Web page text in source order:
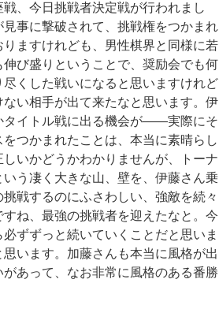
、今日挑戦者決定戦が行われまし
事に撃破されて、挑戦権をつかまれ
ますけれども、男性棋界と同様に若
び盛りということで、奨励会でも何
くした戦いになると思いますけれど
い相手が出て来たなと思います。伊
タイトル戦に出る機会が――実際にそ
つかまれたことは、本当に素晴らし
いかどうかわかりませんが、トーナ
う凄く大きな山、壁を、伊藤さん乗
戦するのにふさわしい、強敵を続々
ね、最強の挑戦者を迎えたなと。今
ずずっと続いていくことだと思いま
います。加藤さんも本当に風格が出
あって、なお非常に風格のある番勝